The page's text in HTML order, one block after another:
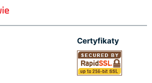
Certyfikaty